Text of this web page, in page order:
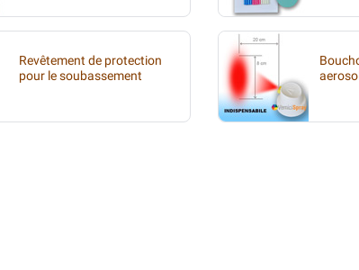
Revêtement de protection
pour le soubassement